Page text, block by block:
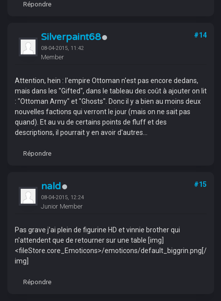
Répondre
Silverpaint68
08-04-2015, 11:42
Member
#14
Attention, hein : l'empire Ottoman n'est pas encore dedans,
mais dans les "Gifted", dans le tableau des coût à ajouter on lit
: "Ottoman Army" et "Ghosts". Donc il y a bien au moins deux
nouvelles factions qui verront le jour (mais on ne sait pas
quand). Et au vu de certains points de fluff et des
descriptions, il pourrait y en avoir d'autres...
Répondre
nald
08-04-2015, 12:24
Junior Member
#15
Pas grave j'ai plein de figurine HD et vinnie brother qui
n'attendent que de retourner sur une table [img]
<fileStore.core_Emoticons>/emoticons/default_biggrin.png[/
img]
Répondre